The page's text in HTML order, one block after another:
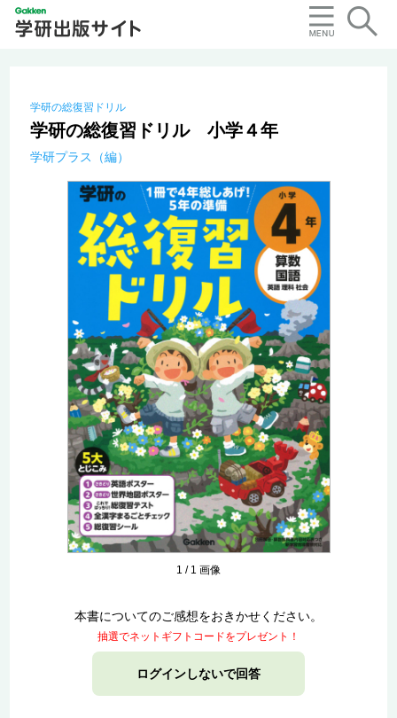
学研の総復習ドリル
学研の総復習ドリル 小学４年
学研プラス（編）
1 / 1 画像
本書についてのご感想をおきかせください。
抽選でネットギフトコードをプレゼント！
ログインしないで回答